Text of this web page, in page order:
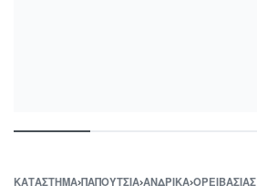
ΚΑΤΆΣΤΗΜΑ›ΠΑΠΟΥΤΣΙΑ›ΑΝΔΡΙΚΑ›ΟΡΕΙΒΑΣΙΑΣ